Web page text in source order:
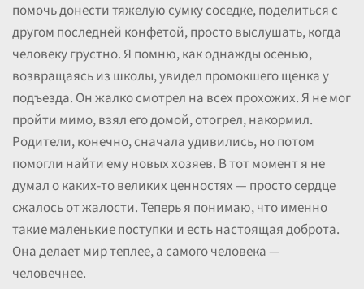
помочь донести тяжелую сумку соседке, поделиться с
другом последней конфетой, просто выслушать, когда
человеку грустно. Я помню, как однажды осенью,
возвращаясь из школы, увидел промокшего щенка у
подъезда. Он жалко смотрел на всех прохожих. Я не мог
пройти мимо, взял его домой, отогрел, накормил.
Родители, конечно, сначала удивились, но потом
помогли найти ему новых хозяев. В тот момент я не
думал о каких-то великих ценностях — просто сердце
сжалось от жалости. Теперь я понимаю, что именно
такие маленькие поступки и есть настоящая доброта.
Она делает мир теплее, а самого человека —
человечнее.